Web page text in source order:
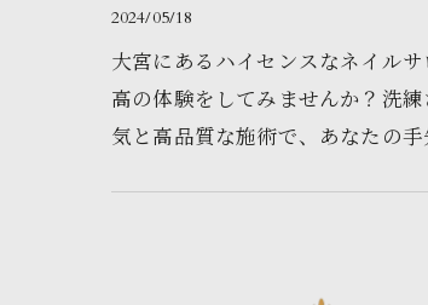
2024/05/18
大宮にあるハイセンスなネイル
高の体験をしてみませんか？洗
気と高品質な施術で、あなたの